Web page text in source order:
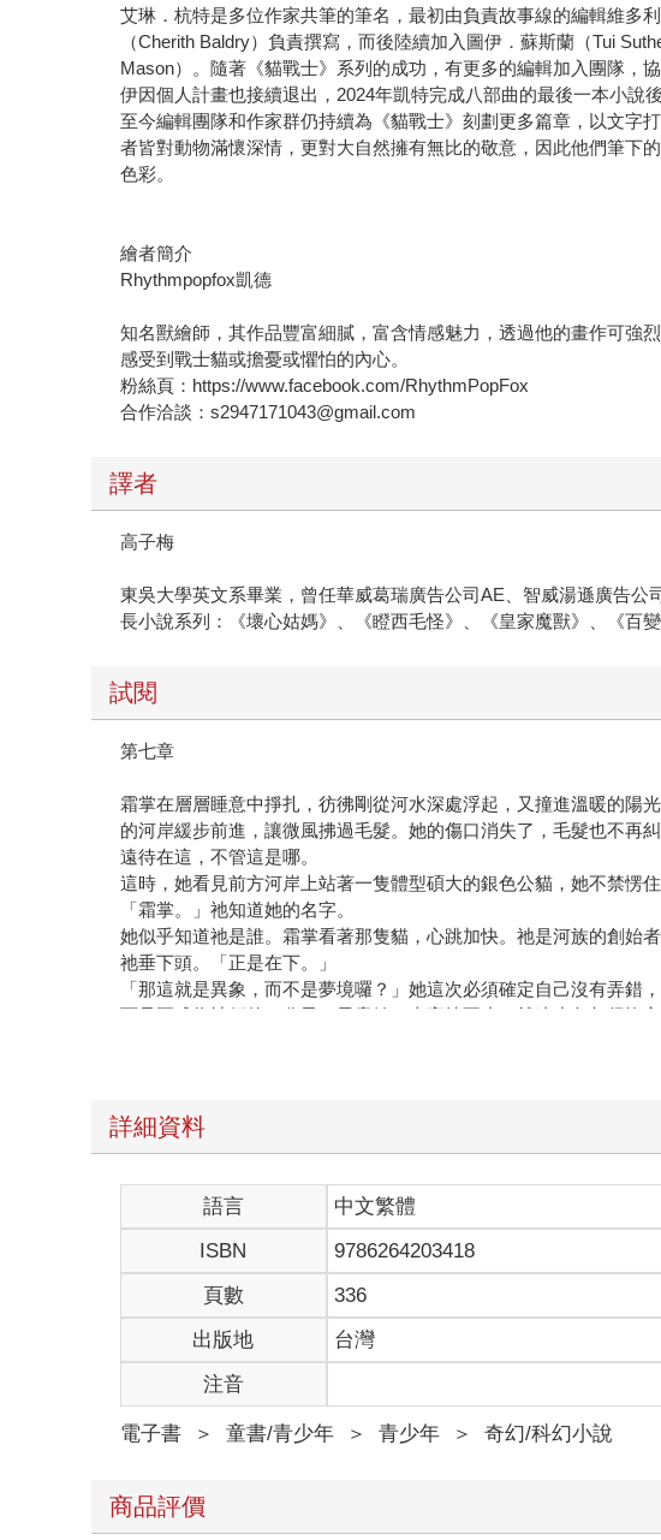
艾琳．杭特是多位作家共筆的筆名，最初由負責故事線的編輯維多
（Cherith Baldry）負責撰寫，而後陸續加入圖伊．蘇斯蘭（Tui
Mason）。隨著《貓戰士》系列的成功，有更多的編輯加入團隊，
伊因個人計畫也接續退出，2024年凱特完成八部曲的最後一本小說後
至今編輯團隊和作家群仍持續為《貓戰士》刻劃更多篇章，以文字
者皆對動物滿懷深情，更對大自然擁有無比的敬意，因此他們筆下
色彩。
繪者簡介
Rhythmpopfox凱德
知名獸繪師，其作品豐富細膩，富含情感魅力，透過他的畫作可強
感受到戰士貓或擔憂或懼怕的內心。
粉絲頁：https://www.facebook.com/RhythmPopFox
合作洽談：s2947171043@gmail.com
譯者
高子梅
東吳大學英文系畢業，曾任華威葛瑞廣告公司AE、智威湯遜廣告
長小說系列：《壞心姑媽》、《瞪西毛怪》、《皇家魔獸》、《百變
試閱
第七章
霜掌在層層睡意中掙扎，彷彿剛從河水深處浮起，又撞進溫暖的陽
的河岸緩步前進，讓微風拂過毛髮。她的傷口消失了，毛髮也不再
遠待在這，不管這是哪。
這時，她看見前方河岸上站著一隻體型碩大的銀色公貓，她不禁愣
「霜掌。」祂知道她的名字。
她似乎知道祂是誰。霜掌看著那隻貓，心跳加快。祂是河族的創始者
祂垂下頭。「正是在下。」
「那這就是異象，而不是夢境囉？」她這次必須確定自己沒有弄
而是要成為祂們的一分子。畢竟她一直高燒不止，就連小灰都很擔
「祢也在守護河族嗎？」祂知道那座島上的情況嗎？
「那裡的水，波濤洶湧。」祂沉重地說道，「整個部族可能都會被
解答，「祢能告訴我們，誰該成為我們的族長嗎？」
「我們必須先讓水流平息。」河星輕聲說道。
這是什麼意思？「有新的族長不就能平息它嗎？」
「事情已演變到快要不可收拾的地步。」河星低聲說道，「在有貓
怎麼鋪平？「我只是個見習生，」她驚恐地看著祂，「我能做什麼？
「妳現在還辦不到。」祂告訴她，「為了幫助妳的部族，妳必須變得
「我不知道自己能不能變得更強大。」霜掌劇烈地顫抖著。自從發
她還是無法理解祂想要她怎麼做。她為了要幫助自己的部族，幾近
「妳還有很多要學。但別怕，我會教會妳所有必須知道的事。」
她焦慮到心跳加快。祂會教她什麼？要是她一直都不懂怎麼辦？要
她向前傾身。協助？祂已選定某隻貓了嗎？祂知道她可以信賴誰嗎
一股刺鼻的味道包覆著她，那氣味仍殘留在她的毛髮裡，也滲染了
詳細資料
語言 中文繁體
ISBN
9786264203418
頁數
336
出版地
台灣
注音
電子書 ＞ 童書/青少年 ＞ 青少年 ＞ 奇幻/科幻小說
商品評價